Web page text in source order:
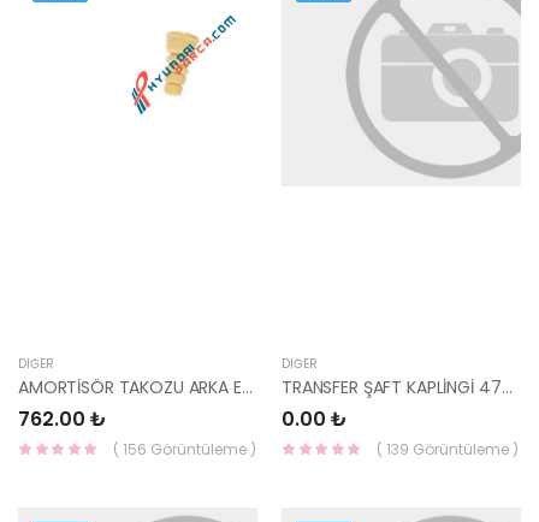
DIĞER
AMORTİSÖR TAKOZU ARKA ELANTRA 2016- 55326-F2000-HMC
762.00 ₺
( 156 Görüntüleme )
DIĞER
TRANSFER ŞAFT KAPLİNGİ 47800-3B520FFF-HMC
0.00 ₺
( 139 Görüntüleme )